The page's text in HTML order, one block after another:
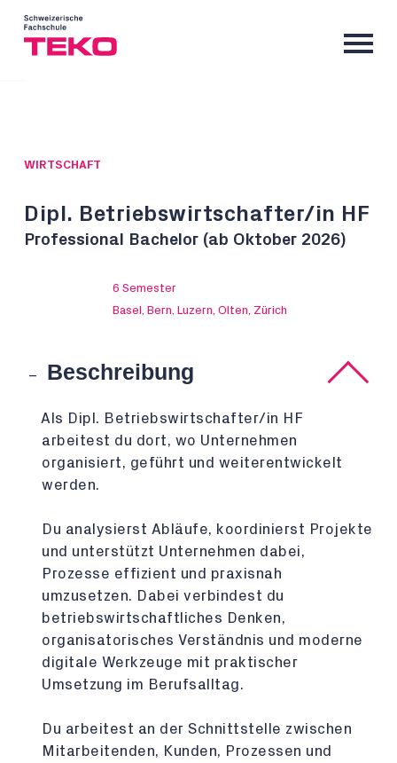
WIRTSCHAFT
Dipl. Betriebswirtschafter/in HF
Professional Bachelor (ab Oktober 2026)
6 Semester
Basel, Bern, Luzern, Olten, Zürich
Beschreibung
Als Dipl. Betriebswirtschafter/in HF
arbeitest du dort, wo Unternehmen
organisiert, geführt und weiterentwickelt
werden.
Du analysierst Abläufe, koordinierst Projekte
und unterstützt Unternehmen dabei,
Prozesse effizient und praxisnah
umzusetzen. Dabei verbindest du
betriebswirtschaftliches Denken,
organisatorisches Verständnis und moderne
digitale Werkzeuge mit praktischer
Umsetzung im Berufsalltag.
Du arbeitest an der Schnittstelle zwischen
Mitarbeitenden, Kunden, Prozessen und